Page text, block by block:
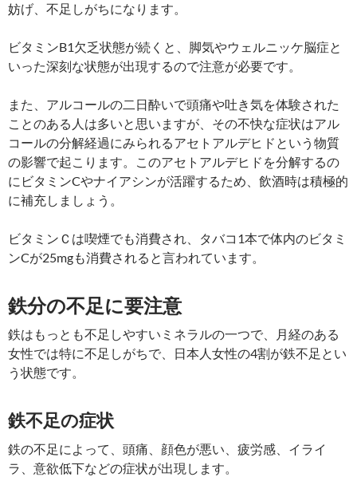
妨げ、不足しがちになります。
ビタミンB1欠乏状態が続くと、脚気やウェルニッケ脳症と
いった深刻な状態が出現するので注意が必要です。
また、アルコールの二日酔いで頭痛や吐き気を体験された
ことのある人は多いと思いますが、その不快な症状はアル
コールの分解経過にみられるアセトアルデヒドという物質
の影響で起こります。このアセトアルデヒドを分解するの
にビタミンCやナイアシンが活躍するため、飲酒時は積極的
に補充しましょう。
ビタミンＣは喫煙でも消費され、タバコ1本で体内のビタミ
ンCが25mgも消費されると言われています。
鉄分の不足に要注意
鉄はもっとも不足しやすいミネラルの一つで、月経のある
女性では特に不足しがちで、日本人女性の4割が鉄不足とい
う状態です。
鉄不足の症状
鉄の不足によって、頭痛、顔色が悪い、疲労感、イライ
ラ、意欲低下などの症状が出現します。